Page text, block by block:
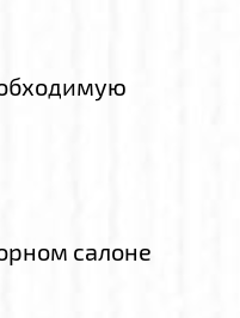
салоне